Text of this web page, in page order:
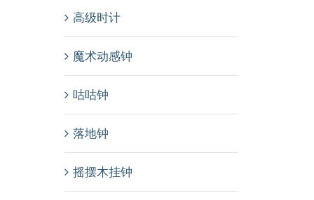
高级时计
魔术动感钟
咕咕钟
落地钟
摇摆木挂钟